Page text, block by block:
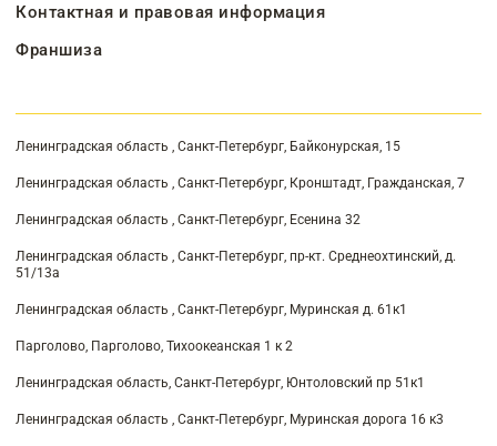
Контактная и правовая информация
Франшиза
Ленинградская область , Санкт-Петербург, Байконурская, 15
Ленинградская область , Санкт-Петербург, Кронштадт, Гражданская, 7
Ленинградская область , Санкт-Петербург, Есенина 32
Ленинградская область , Санкт-Петербург, пр-кт. Среднеохтинский, д.
51/13а
Ленинградская область , Санкт-Петербург, Муринская д. 61к1
Парголово, Парголово, Тихоокеанская 1 к 2
Ленинградская область, Санкт-Петербург, Юнтоловский пр 51к1
Ленинградская область , Санкт-Петербург, Муринская дорога 16 к3